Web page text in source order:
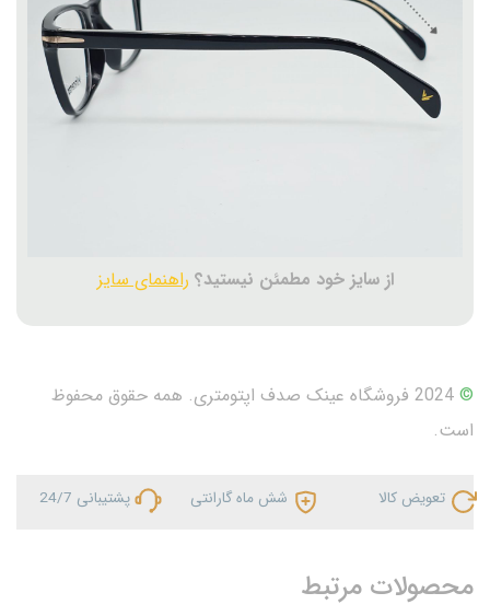
از سایز خود مطمئن نیستید؟ راهنمای سایز
©
2024 فروشگاه عینک صدف اپتومتری. همه حقوق محفوظ
است.
تعویض کالا شش ماه گارانتی پشتیبانی 24/7
محصولات مرتبط